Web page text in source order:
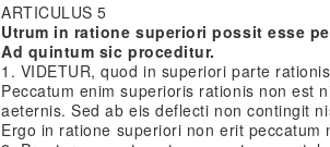
ARTICULUS 5
Utrum in ratione superiori possit esse
Ad quintum sic proceditur.
1. VIDETUR, quod in superiori parte
Peccatum enim superioris rationis non est
aeternis. Sed ab eis deflecti non contingit
Ergo in ratione superiori non erit peccatum